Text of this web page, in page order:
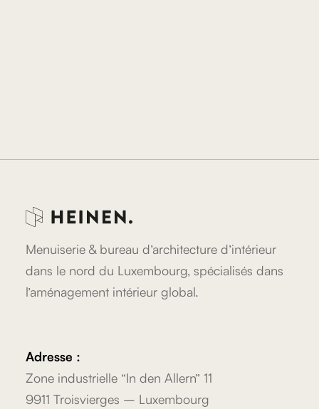
Menuiserie & bureau d’architecture d’intérieur
dans le nord du Luxembourg, spécialisés dans
l’aménagement intérieur global.
Adresse :
Zone industrielle “In den Allern” 11
9911 Troisvierges – Luxembourg